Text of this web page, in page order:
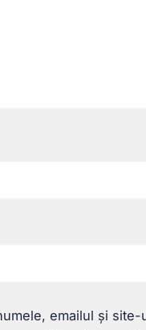
emailul și site-